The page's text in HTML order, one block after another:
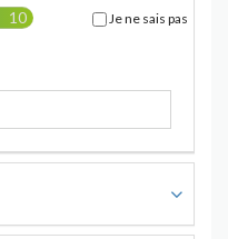
10 Je ne sais pas